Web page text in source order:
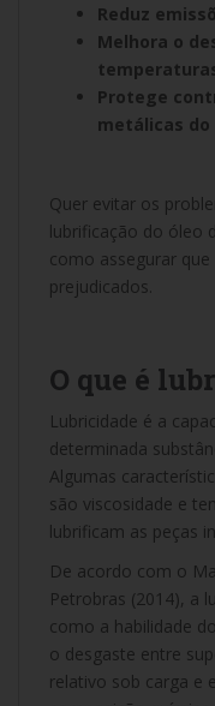
Reduz
Melhora o
Protege
metálicas
Quer evitar os
lubrificação do óleo
como assegurar
prejudicados.
O que é
Lubricidade é a
determinada
Algumas
são viscosidade e
lubrificam as peças
De acordo com o
Petrobras (2014), a
como a habilidade
o desgaste entre
relativo sob carga e